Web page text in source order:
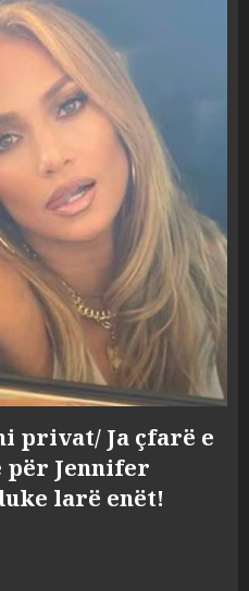
privat/ Ja çfarë e
për Jennifer
larë enët!